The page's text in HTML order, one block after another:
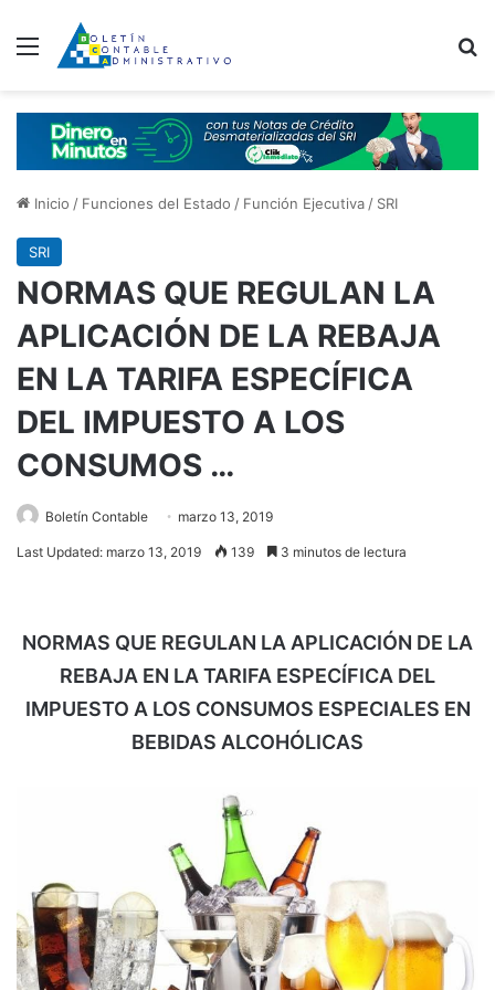
Menú
Inicio / Funciones del Estado / Función Ejecutiva / SRI
SRI
NORMAS QUE REGULAN LA
APLICACIÓN DE LA REBAJA
EN LA TARIFA ESPECÍFICA
DEL IMPUESTO A LOS
CONSUMOS …
Boletín Contable marzo 13, 2019
Last Updated: marzo 13, 2019 139 3 minutos de lectura
NORMAS QUE REGULAN LA APLICACIÓN DE LA
REBAJA EN LA TARIFA ESPECÍFICA DEL
IMPUESTO A LOS CONSUMOS ESPECIALES EN
BEBIDAS ALCOHÓLICAS